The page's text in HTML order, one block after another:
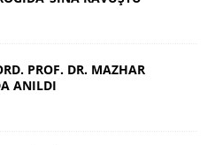
PROF. DR. MAZHAR
ANILDI